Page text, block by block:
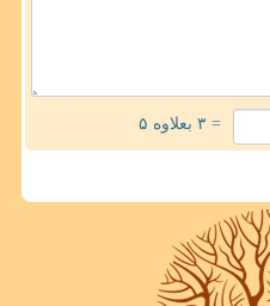
= ۳ بعلاوه ۵